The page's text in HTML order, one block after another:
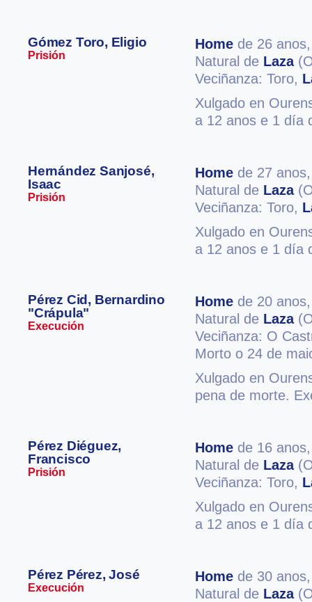
Gómez Toro, Eligio
Prisión
Home de 26
Natural de Laza
Veciñanza: Toro,
Xulgado en
a 12 anos e 1 día
Hernández Sanjosé,
Isaac
Prisión
Home de 27
Natural de Laza
Veciñanza: Toro,
Xulgado en
a 12 anos e 1 día
Pérez Cid, Bernardino
"Crápula"
Execución
Home de 20
Natural de Laza
Veciñanza: O
Morto o 24 de
Xulgado en
pena de morte.
Pérez Diéguez,
Francisco
Prisión
Home de 16
Natural de Laza
Veciñanza: Toro,
Xulgado en
a 12 anos e 1 día
Pérez Pérez, José
Execución
Home de 30
Natural de Laza